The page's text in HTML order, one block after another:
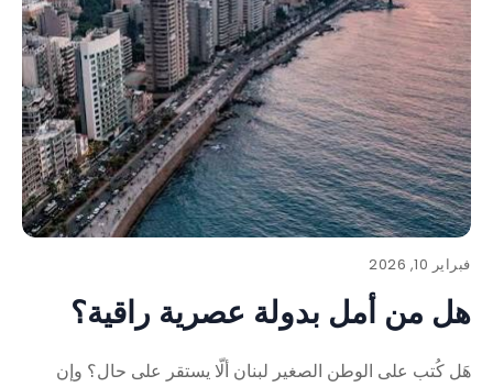
فبراير 10, 2026
هل من أمل بدولة عصرية راقية؟
هَل كُتب على الوطن الصغير لبنان ألّا يستقر على حال؟ وإن